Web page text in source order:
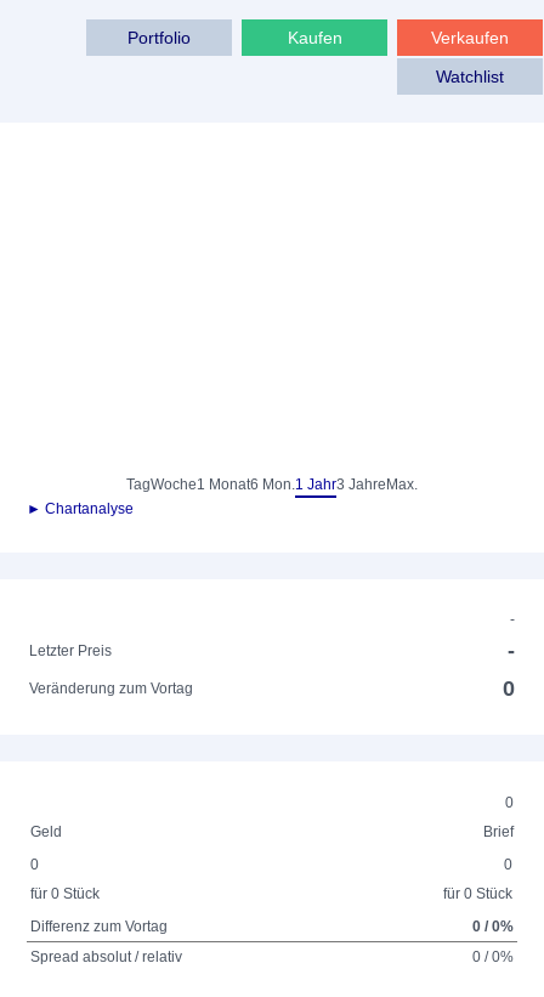
Verkaufen
Kaufen
Portfolio
Watchlist
TagWoche1 Monat6 Mon.1 Jahr3 Jahre Max.
► Chartanalyse
-
Letzter Preis
-
Veränderung zum Vortag 0
0
Geld
Brief
0
für 0 Stück
0
für 0 Stück
Differenz zum Vortag
0 / 0%
Spread absolut / relativ
0 / 0%